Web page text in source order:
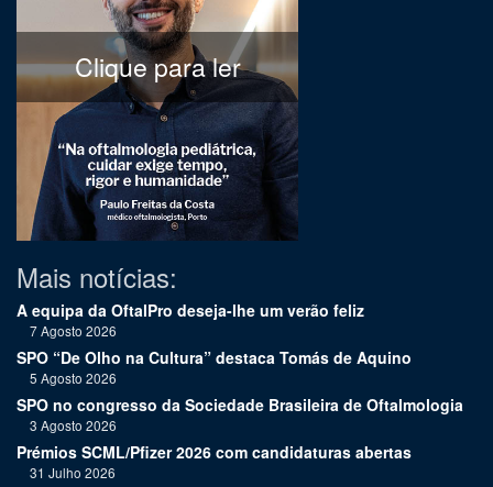
Clique para ler
Mais notícias:
A equipa da OftalPro deseja-lhe um verão feliz
7 Agosto 2026
SPO “De Olho na Cultura” destaca Tomás de Aquino
5 Agosto 2026
SPO no congresso da Sociedade Brasileira de Oftalmologia
3 Agosto 2026
Prémios SCML/Pfizer 2026 com candidaturas abertas
31 Julho 2026